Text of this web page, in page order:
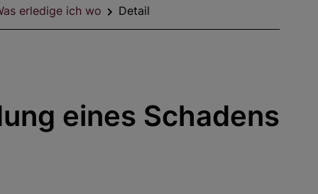
erledige ich wo Detail
eines Schadens